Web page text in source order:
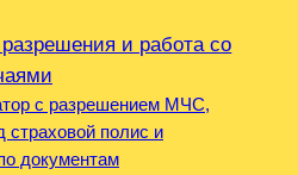
и работа со
с разрешением МЧС,
страховой полис и
документам